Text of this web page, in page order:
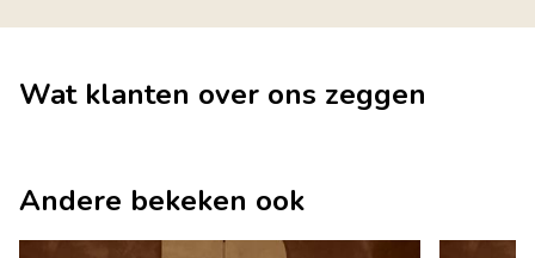
Wat klanten over ons zeggen
Andere bekeken ook